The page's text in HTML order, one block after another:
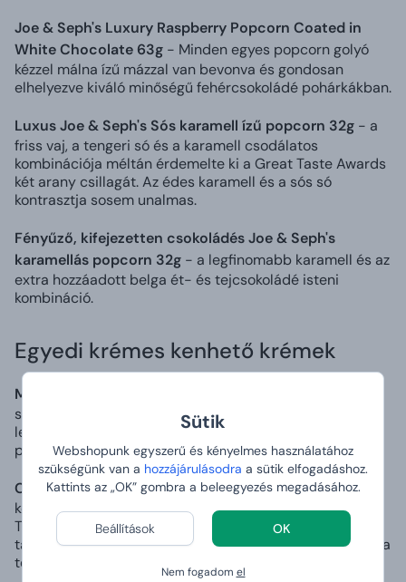
Sütik
Webshopunk egyszerű és kényelmes használatához
szükségünk van a hozzájárulásodra a sütik elfogadáshoz.
Kattints az „OK” gombra a beleegyezés megadásához.
Beállítások OK
Nem fogadom el
Joe & Seph's Luxury Raspberry Popcorn Coated in
White Chocolate 63g - Minden egyes popcorn golyó
kézzel málna ízű mázzal van bevonva és gondosan
elhelyezve kiváló minőségű fehércsokoládé pohárkákban.
Luxus Joe & Seph's Sós karamell ízű popcorn 32g - a
friss vaj, a tengeri só és a karamell csodálatos
kombinációja méltán érdemelte ki a Great Taste Awards
két arany csillagát. Az édes karamell és a sós só
kontrasztja sosem unalmas.
Fényűző, kifejezetten csokoládés Joe & Seph's
karamellás popcorn 32g - a legfinomabb karamell és az
extra hozzáadott belga ét- és tejcsokoládé isteni
kombináció.
Egyedi krémes kenhető krémek
Milky Way Chocolate Spread 200 g
sima, kéttónusú krémkenyér, amely a tej és a csokoládé
legjavát ötvözi. Kenje frissen pirított pirítósra,
palacsintára vagy gofrira, és élvezze az igazi élvezetet.
Caramel Twix Spread 200 g- Csodálatosan sima
kenhető krém, amelynek íze pont olyan, mint a kedvenc
Twix szeletének. Apró ropogós kekszdarabkákat
tartalmaz, amelyek tökéletesen kiegészítik a lágy és sima
textúrát.